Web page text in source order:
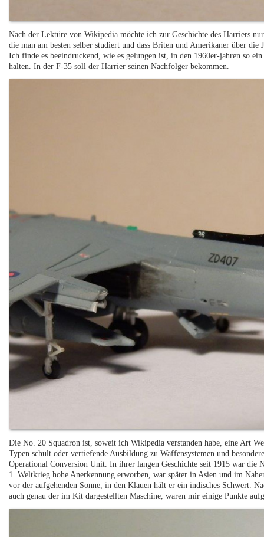
Nach der Lektüre von Wikipedia möchte ich zur Geschichte des Harriers
die man am besten selber studiert und dass Briten und Amerikaner über
Ich finde es beeindruckend, wie es gelungen ist, in den 1960er-jahren so
halten. In der F-35 soll der Harrier seinen Nachfolger bekommen.
Die No. 20 Squadron ist, soweit ich Wikipedia verstanden habe, eine Art
Typen schult oder vertiefende Ausbildung zu Waffensystemen und
Operational Conversion Unit. In ihrer langen Geschichte seit 1915 war die
1. Weltkrieg hohe Anerkennung erworben, war später in Asien und im
vor der aufgehenden Sonne, in den Klauen hält er ein indisches Schwert.
auch genau der im Kit dargestellten Maschine, waren mir einige Punkte